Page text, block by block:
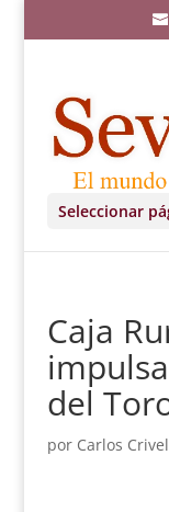
Seleccionar
Caja
del
por Carlos